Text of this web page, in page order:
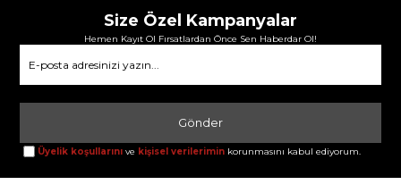
Size Özel Kampanyalar
Hemen Kayıt Ol Fırsatlardan Önce Sen Haberdar Ol!
Gönder
Üyelik koşullarını ve kişisel verilerimin korunmasını kabul ediyorum.